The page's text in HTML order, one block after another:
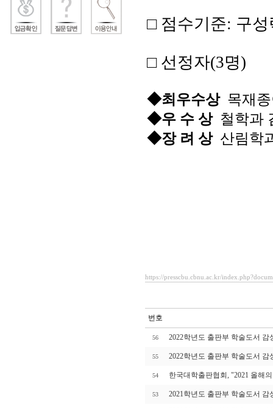
□ 점수기준: 구성
□ 선정자(3명)
◆최우수상 목재
◆우 수 상 철학과
◆장 려 상 산림학
https://presscbu.cbnu.ac.kr/
번호
56 2022학년도 출판부 학술도서 감
55 2022학년도 출판부 학술도서
54 한국대학출판협회, "2021 올해
53 2021학년도 출판부 학술도서 감